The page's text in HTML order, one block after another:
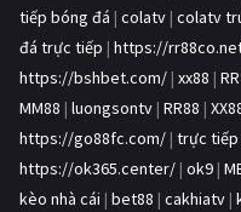
tiếp bóng đá | colatv | colatv
đá trực tiếp | https://
https://bshbet.com/ | xx88 |
MM88 | luongsontv | RR88 |
https://go88fc.com/ | trực tiếp
https://ok365.center/ | ok9 |
kèo nhà cái | bet88 | cakhiatv |